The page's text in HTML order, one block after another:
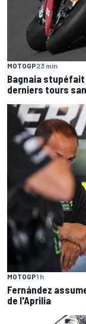
MOTOGP23 min
Bagnaia
derniers tours
MOTOGP1 h
Fernández
de l'Aprilia